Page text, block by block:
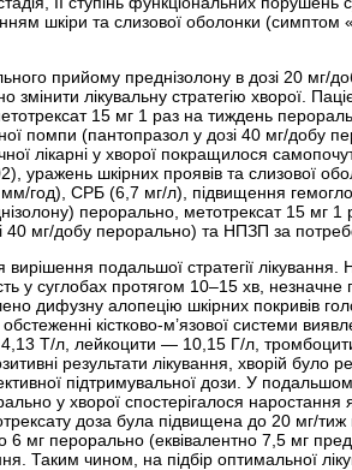
шкіри та слизової оболонки
прийому преднізолону в дозі 20 мг/
змінити лікувальну стратегію хворої.
15 мг 1 раз на тиждень
помпи (пантопразол у дозі 40 мг/
лікарні у хворої покращилося
уражень шкірних проявів та слизової
год), СРБ (6,7 мг/л), підвищення
перорально, метотрексат 15 мг
40 мг/добу перорально) та НПЗП за
вирішення подальшої стратегії
у суглобах протягом 10–15 хв, незначне
дифузну алопецію шкірних покривів
кістково-м’язової системи
4,13 Т/л, лейкоцити — 10,15 Г/л,
результати лікування, хворій
підтримувальної дози. У
у хворої спостерігалося
доза була підвищена до 20 мг/
6 мг пер­орально (еквівалентно 7,5 мг
Таким чином, на підбір оптимальної